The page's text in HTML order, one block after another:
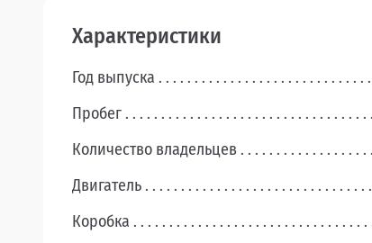
Характеристики
Год выпуска
Пробег
Количество владельцев
Двигатель
Коробка